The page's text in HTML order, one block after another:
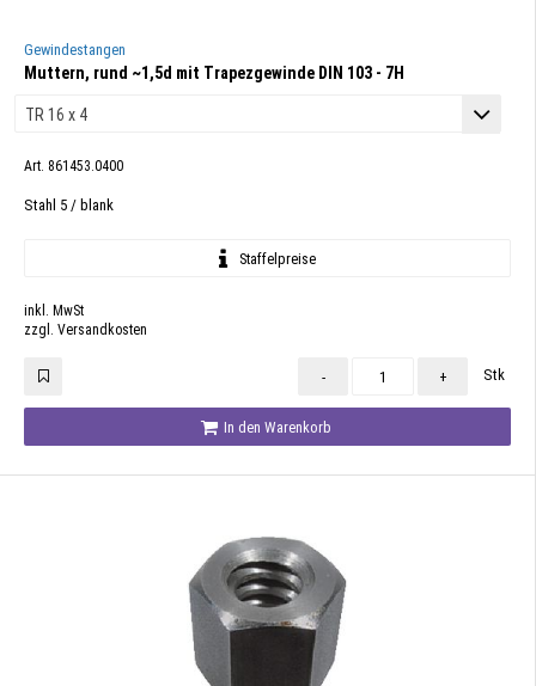
Gewindestangen
Muttern, rund ~1,5d mit Trapezgewinde DIN 103 - 7H
Art. 861453.0400
Stahl 5 / blank
Staffelpreise
inkl. MwSt
zzgl. Versandkosten
- + Stk
In den Warenkorb